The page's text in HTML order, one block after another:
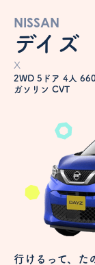
NISSAN
デイズ
X
2WD 5ドア 4人
ガソリン CVT
行けるって、た